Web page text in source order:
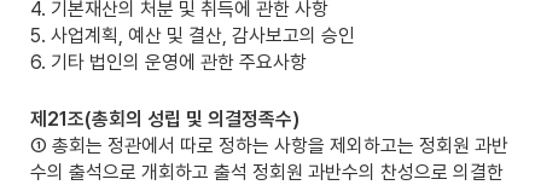
4. 기본재산의 처분 및 취득에 관한 사항
5. 사업계획, 예산 및 결산, 감사보고의 승인
6. 기타 법인의 운영에 관한 주요사항
제21조(총회의 성립 및 의결정족수)
① 총회는 정관에서 따로 정하는 사항을 제외하고는 정회원 과반
수의 출석으로 개회하고 출석 정회원 과반수의 찬성으로 의결한